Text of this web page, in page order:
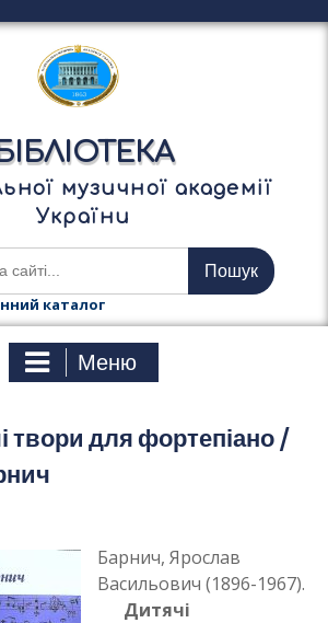
музичної академії
України
каталог
Меню
твори для фортепіано /
Барнич, Ярослав
Васильович (1896-1967).
Дитячі